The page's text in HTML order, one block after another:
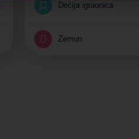
Dečija igraonica
Zemun